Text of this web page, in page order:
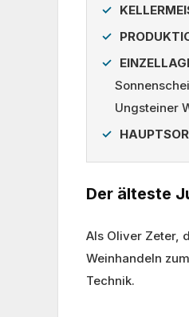
Ungsteiner
Der älteste
Als Oliver Zeter,
Weinhandeln
Technik.